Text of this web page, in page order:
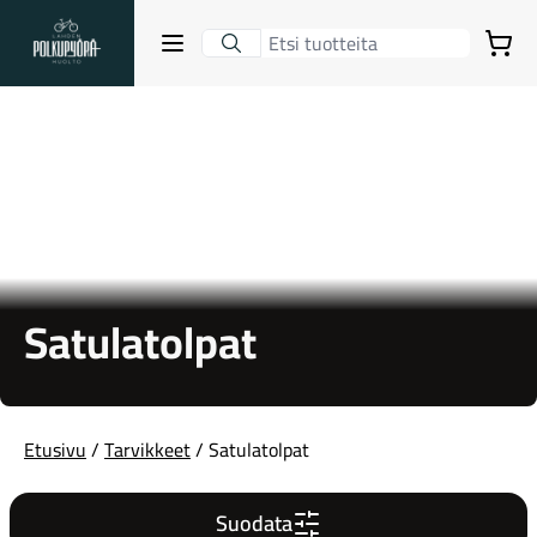
Lahden Polkupyörähuolto - etusivulle
Avaa sulje valikko Ostoskori
Satulatolpat
Etusivu/Tarvikkeet/ Satulatolpat
Suodata